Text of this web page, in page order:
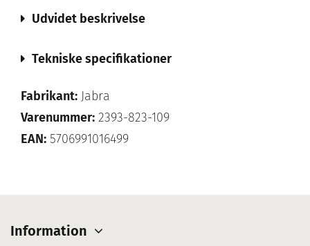
Udvidet beskrivelse
Tekniske specifikationer
Fabrikant: Jabra
Varenummer: 2393-823-109
EAN: 5706991016499
Information